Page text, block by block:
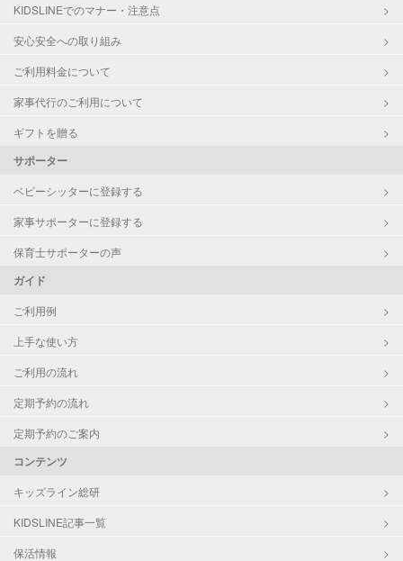
レッスン
定期予約
お子様の撮影
KIDSLINEでのマナー・注意点
安心安全への取り組み
ご利用料金について
家事代行のご利用について
ギフトを贈る
サポーター
ベビーシッターに登録する
家事サポーターに登録する
保育士サポーターの声
ガイド
ご利用例
上手な使い方
ご利用の流れ
定期予約の流れ
定期予約のご案内
コンテンツ
キッズライン総研
KIDSLINE記事一覧
保活情報